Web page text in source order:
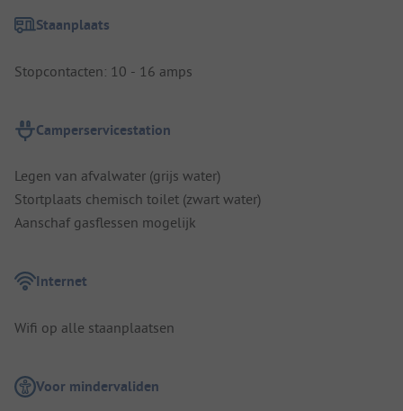
Staanplaats
Stopcontacten: 10 - 16 amps
Camperservicestation
Legen van afvalwater (grijs water)
Stortplaats chemisch toilet (zwart water)
Aanschaf gasflessen mogelijk
Internet
Wifi op alle staanplaatsen
Voor mindervaliden